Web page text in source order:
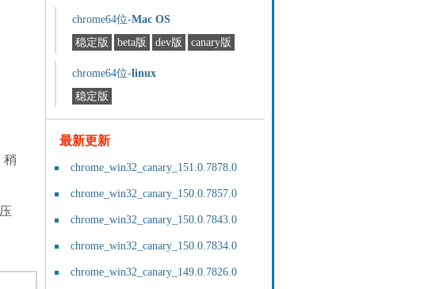
稍
chrome64位-Mac OS
稳定版
beta版 dev版 canary版
chrome64位-linux
稳定版
最新更新
chrome_win32_canary_151.0.7878.0
chrome_win32_canary_150.0.7857.0
chrome_win32_canary_150.0.7843.0
chrome_win32_canary_150.0.7834.0
chrome_win32_canary_149.0.7826.0